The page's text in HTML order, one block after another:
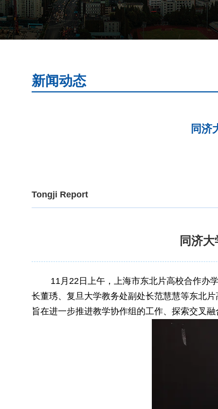
新闻动态
同济
Tongji Report
同济
11月22日上午，上海市东北片高校合作办
长董琇、复旦大学教务处副处长范慧慧等东北
旨在进一步推进教学协作组的工作、探索交叉